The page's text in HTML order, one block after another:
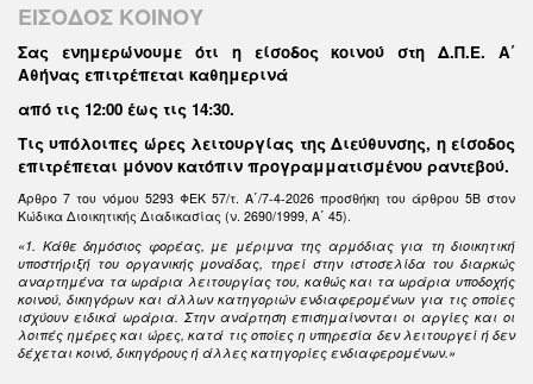
ΕΙΣΟΔΟΣ ΚΟΙΝΟΥ
Σας ενημερώνουμε ότι η είσοδος κοινού στη Δ.Π.Ε. Α΄
Αθήνας επιτρέπεται καθημερινά
από τις 12:00 έως τις 14:30.
Τις υπόλοιπες ώρες λειτουργίας της Διεύθυνσης, η είσοδος
επιτρέπεται μόνον κατόπιν προγραμματισμένου ραντεβού.
Άρθρο 7 του νόμου 5293 ΦΕΚ 57/τ. Α΄/7-4-2026 προσθήκη του άρθρου 5Β στον
Κώδικα Διοικητικής Διαδικασίας (ν. 2690/1999, Α΄ 45).
«1. Κάθε δημόσιος φορέας, με μέριμνα της αρμόδιας για τη διοικητική
υποστήριξή του οργανικής μονάδας, τηρεί στην ιστοσελίδα του διαρκώς
αναρτημένα τα ωράρια λειτουργίας του, καθώς και τα ωράρια υποδοχής
κοινού, δικηγόρων και άλλων κατηγοριών ενδιαφερομένων για τις οποίες
ισχύουν ειδικά ωράρια. Στην ανάρτηση επισημαίνονται οι αργίες και οι
λοιπές ημέρες και ώρες, κατά τις οποίες η υπηρεσία δεν λειτουργεί ή δεν
δέχεται κοινό, δικηγόρους ή άλλες κατηγορίες ενδιαφερομένων.»